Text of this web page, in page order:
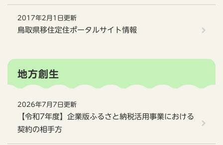
2017年2月1日更新
鳥取県移住定住ポータルサイト情報
地方創生
2026年7月7日更新
【令和7年度】企業版ふるさと納税活用事業における
契約の相手方